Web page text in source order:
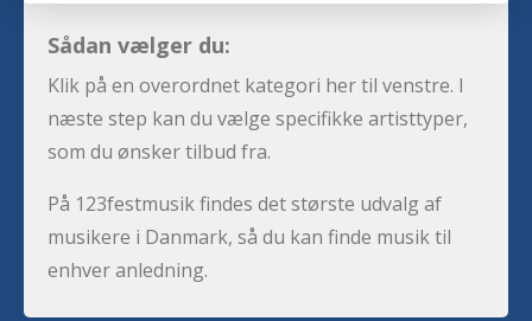
Sådan vælger du:
Klik på en overordnet kategori her til venstre. I
næste step kan du vælge specifikke artisttyper,
som du ønsker tilbud fra.
På 123festmusik findes det største udvalg af
musikere i Danmark, så du kan finde musik til
enhver anledning.